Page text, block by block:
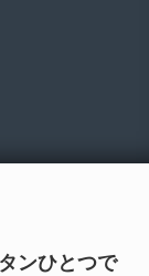
ンひとつで